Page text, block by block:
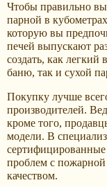
Чтобы правильно
парной в
которую вы
печей выпускают
создать, как
баню, так и сухой
Покупку лучше
производителей.
кроме того,
модели. В
сертифицированные
проблем с пожарной
качеством.